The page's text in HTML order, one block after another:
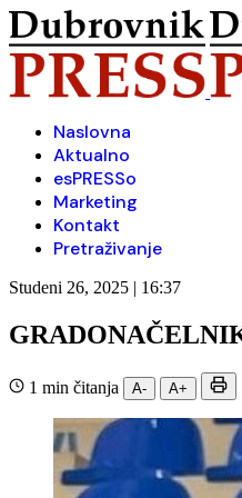
Naslovna
Aktualno
esPRESSo
Marketing
Kontakt
Pretraživanje
Studeni 26, 2025 | 16:37
1 min čitanja A- A+